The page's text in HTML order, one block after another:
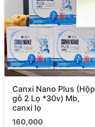
Canxi Nano Plus (Hộp
gỗ 2 Lọ *30v) Mb,
canxi lọ
160,000